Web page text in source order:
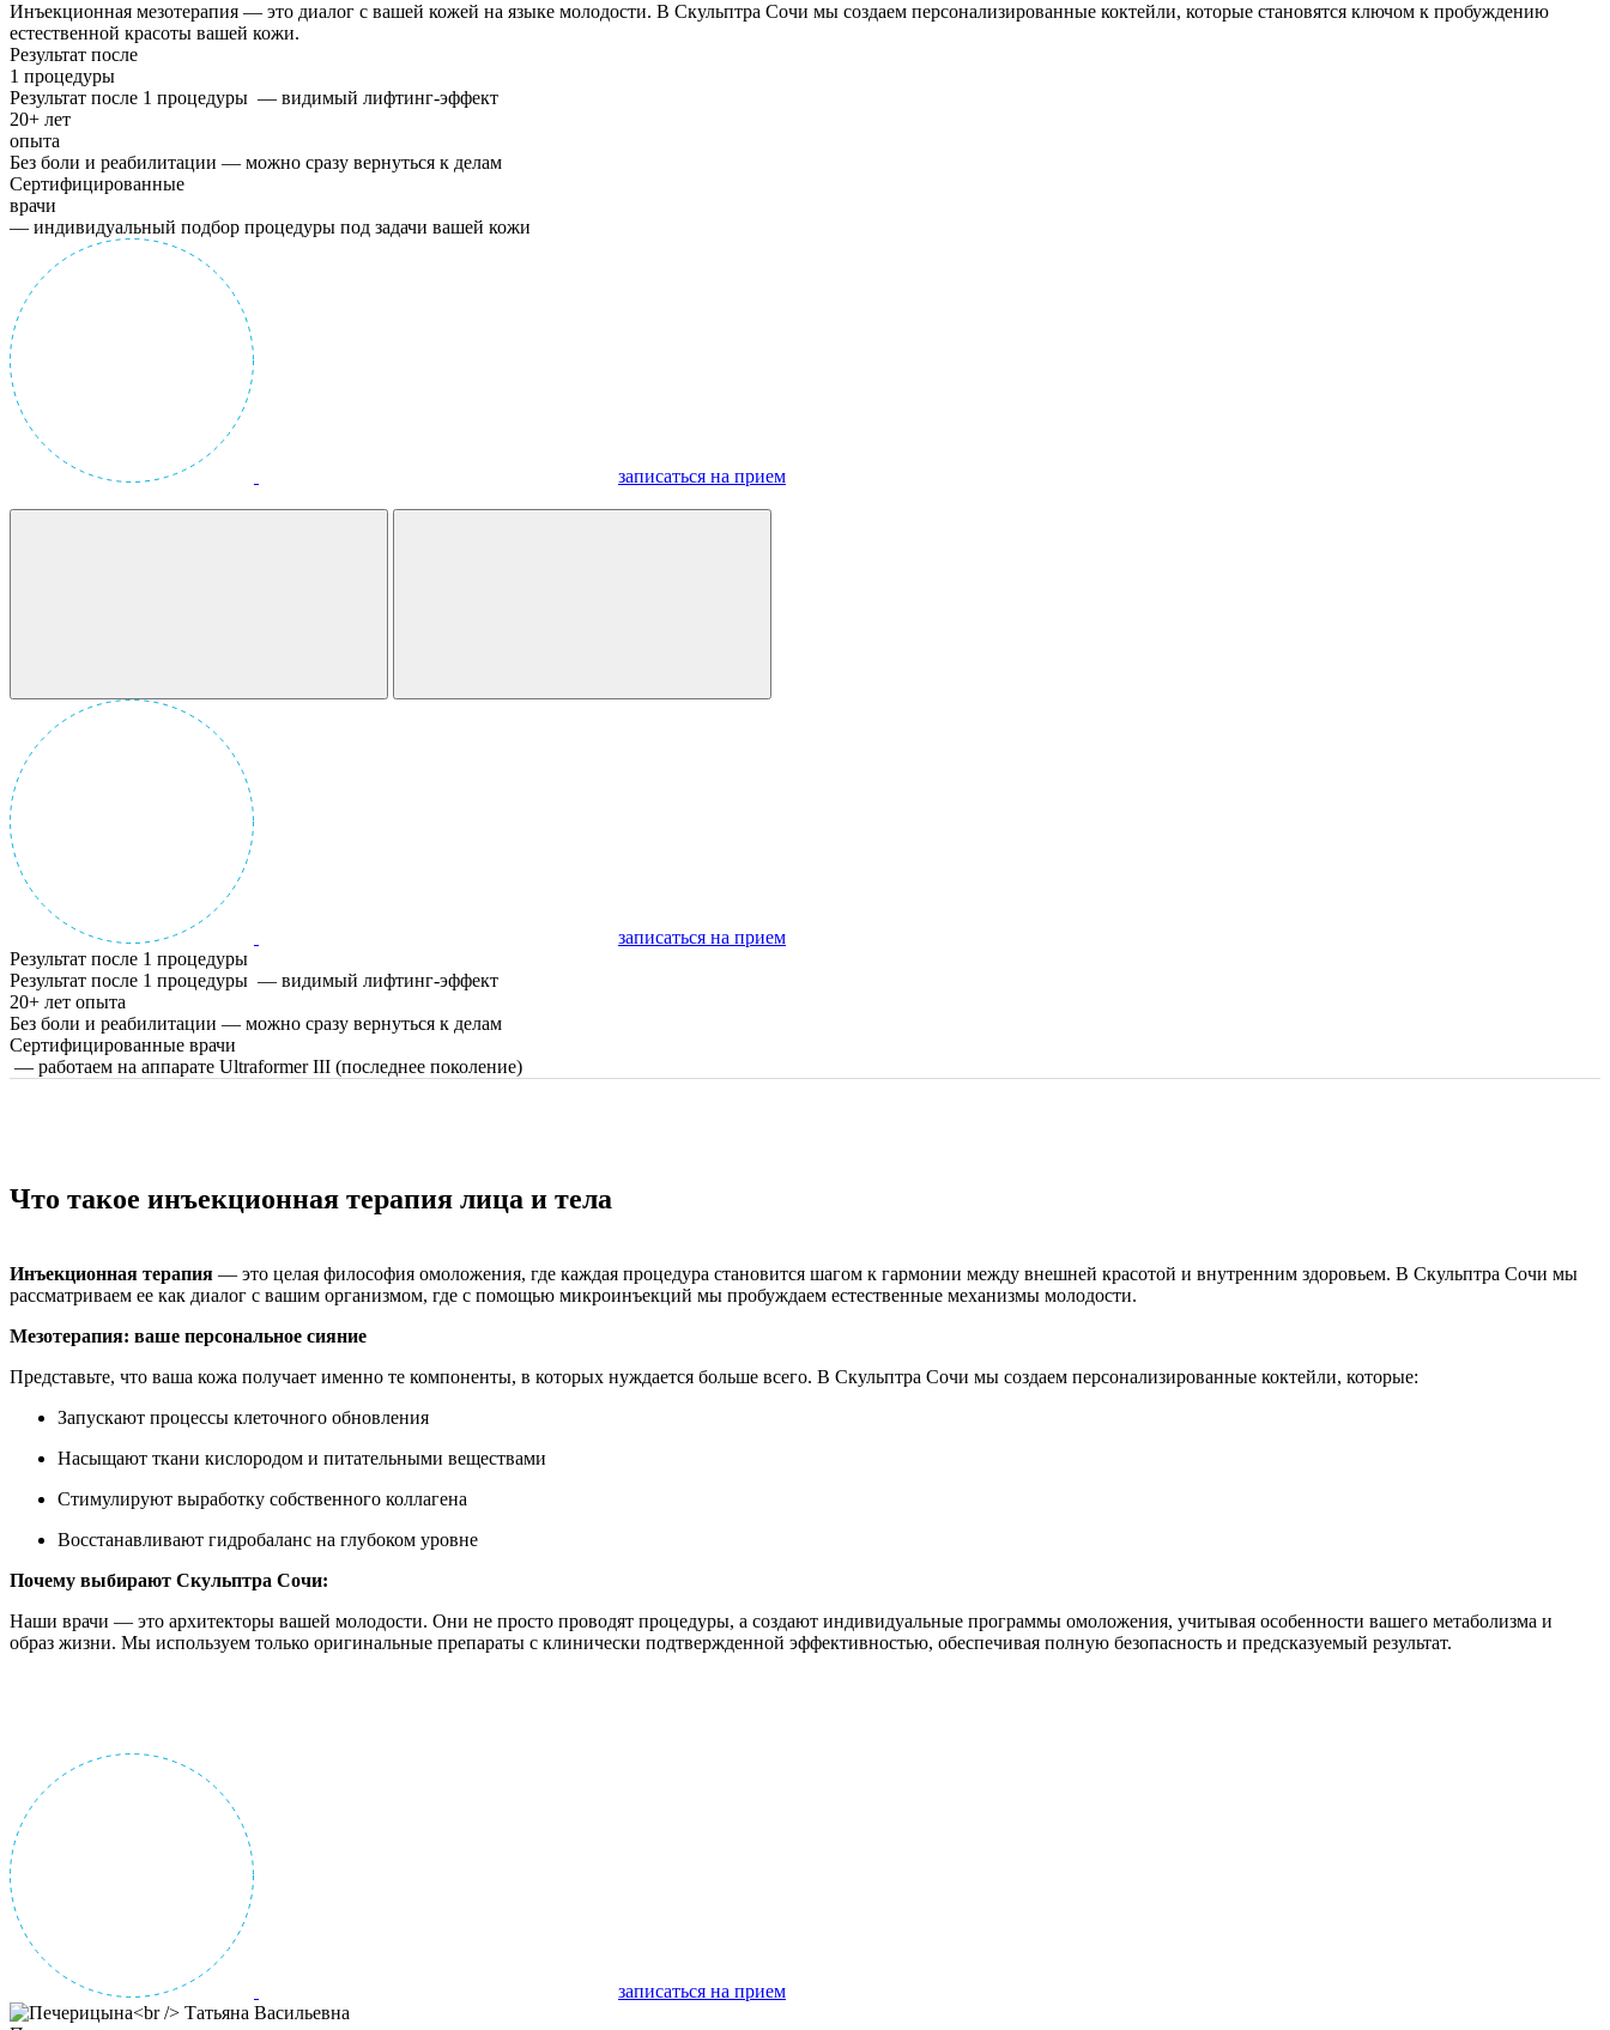
Инъекционная мезотерапия — это диалог с вашей кожей на языке молодости. В Скульптра Сочи мы создаем персонализированные коктейли, которые становятся ключом к пробуждению
естественной красоты вашей кожи.
Результат после
1 процедуры
Результат после 1 процедуры — видимый лифтинг-эффект
20+ лет
опыта
Без боли и реабилитации — можно сразу вернуться к делам
Сертифицированные
врачи
— индивидуальный подбор процедуры под задачи вашей кожи
записаться на прием
записаться на прием
Результат после 1 процедуры
Результат после 1 процедуры — видимый лифтинг-эффект
20+ лет опыта
Без боли и реабилитации — можно сразу вернуться к делам
Сертифицированные врачи
— работаем на аппарате Ultraformer III (последнее поколение)
Что такое инъекционная терапия лица и тела
Инъекционная терапия — это целая философия омоложения, где каждая процедура становится шагом к гармонии между внешней красотой и внутренним здоровьем. В Скульптра Сочи мы
рассматриваем ее как диалог с вашим организмом, где с помощью микроинъекций мы пробуждаем естественные механизмы молодости.
Мезотерапия: ваше персональное сияние
Представьте, что ваша кожа получает именно те компоненты, в которых нуждается больше всего. В Скульптра Сочи мы создаем персонализированные коктейли, которые:
Запускают процессы клеточного обновления
Насыщают ткани кислородом и питательными веществами
Стимулируют выработку собственного коллагена
Восстанавливают гидробаланс на глубоком уровне
Почему выбирают Скульптра Сочи:
Наши врачи — это архитекторы вашей молодости. Они не просто проводят процедуры, а создают индивидуальные программы омоложения, учитывая особенности вашего метаболизма и
образ жизни. Мы используем только оригинальные препараты с клинически подтвержденной эффективностью, обеспечивая полную безопасность и предсказуемый результат.
записаться на прием